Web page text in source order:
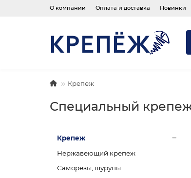
О компании Оплата и доставка Новинки
Крепеж
Специальный
Крепеж
Нержавеющий крепеж
Саморезы, шурупы